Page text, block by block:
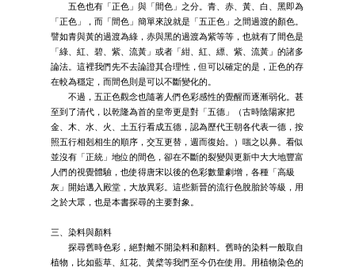
五色也有「正色」與「間色」之分。青、赤、黃、白、黑即為
「正色」，而「間色」簡單來說就是「五正色」之間過渡的顏色。
譬如青與黃的過渡為綠，赤與黑的過渡為紫等等，也就有了間色是
「綠、紅、碧、紫、流黃」或者「紺、紅、縹、紫、流黃」的諸多
論法。這裡我們先不去論證其合理性，但可以確定的是，正色的存
在較為穩定，而間色則是可以不斷變化的。
不過，五正色觀念也隨著人們色彩感性的覺醒而逐漸弱化。甚
至到了清代，以乾隆為首的皇帝更是對「五德」（古時陰陽家把
金、木、水、火、土五行看成五德，認為歷代王朝各代表一德，按
照五行相剋相生的順序，交互更替，週而復始。）嗤之以鼻。看似
並沒有「正統」地位的間色，卻在不斷的裂變與更新中大大地豐富
人們的視覺體驗，也使得唐宋以後的色彩數量劇增，各種「高級
灰」開始邁入殿堂，大放異彩。這些新晉的流行色脫胎於等級，用
之於大眾，也是本書探尋的主要對象。
三、染料與顏料
探尋舊時色彩，絕對離不開染料和顏料。舊時的染料一般取自
植物，比如藍草、紅花、黃檗等我們至今仍在使用。用植物染色的